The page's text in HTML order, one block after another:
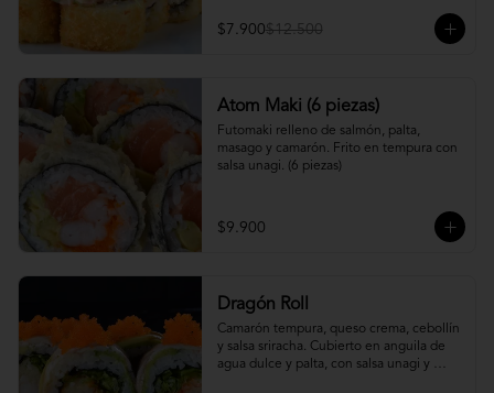
$7.900$12.500
Atom Maki (6 piezas)
Futomaki relleno de salmón, palta,
masago y camarón. Frito en tempura con
salsa unagi. (6 piezas)
$9.900
Dragón Roll
Camarón tempura, queso crema, cebollín
y salsa sriracha. Cubierto en anguila de
agua dulce y palta, con salsa unagi y